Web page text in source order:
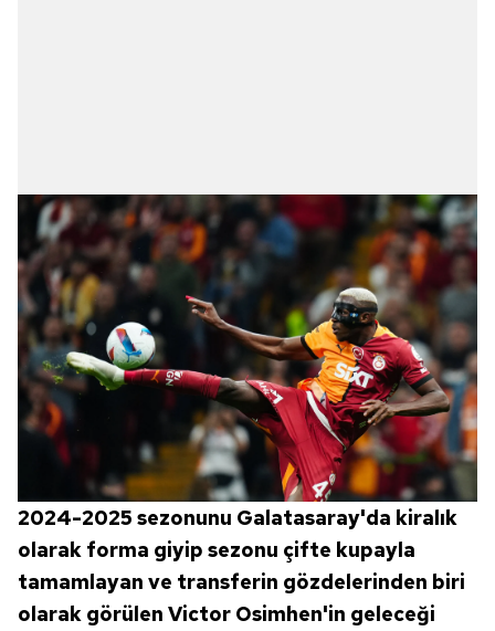
2024-2025 sezonunu Galatasaray'da kiralık
olarak forma giyip sezonu çifte kupayla
tamamlayan ve transferin gözdelerinden biri
olarak görülen Victor Osimhen'in geleceği